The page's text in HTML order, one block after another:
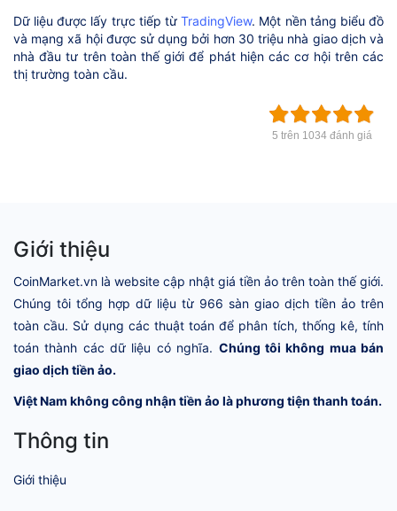
Dữ liệu được lấy trực tiếp từTradingView. Một nền tảng biểu đồ
và mạng xã hội được sử dụng bởi hơn 30 triệu nhà giao dịch và
nhà đầu tư trên toàn thế giới để phát hiện các cơ hội trên các
thị trường toàn cầu.
5 trên 1034 đánh giá
Giới thiệu
CoinMarket.vn là website cập nhật giá tiền ảo trên toàn thế giới.
Chúng tôi tổng hợp dữ liệu từ 966 sàn giao dịch tiền ảo trên
toàn cầu. Sử dụng các thuật toán để phân tích, thống kê, tính
toán thành các dữ liệu có nghĩa. Chúng tôi không mua bán
giao dịch tiền ảo.
Việt Nam không công nhận tiền ảo là phương tiện thanh toán.
Thông tin
Giới thiệu